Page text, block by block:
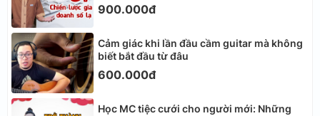
900.000đ
Cảm giác khi lần đầu cầm guitar mà không
biết bắt đầu từ đâu
600.000đ
Học MC tiệc cưới cho người mới: Những